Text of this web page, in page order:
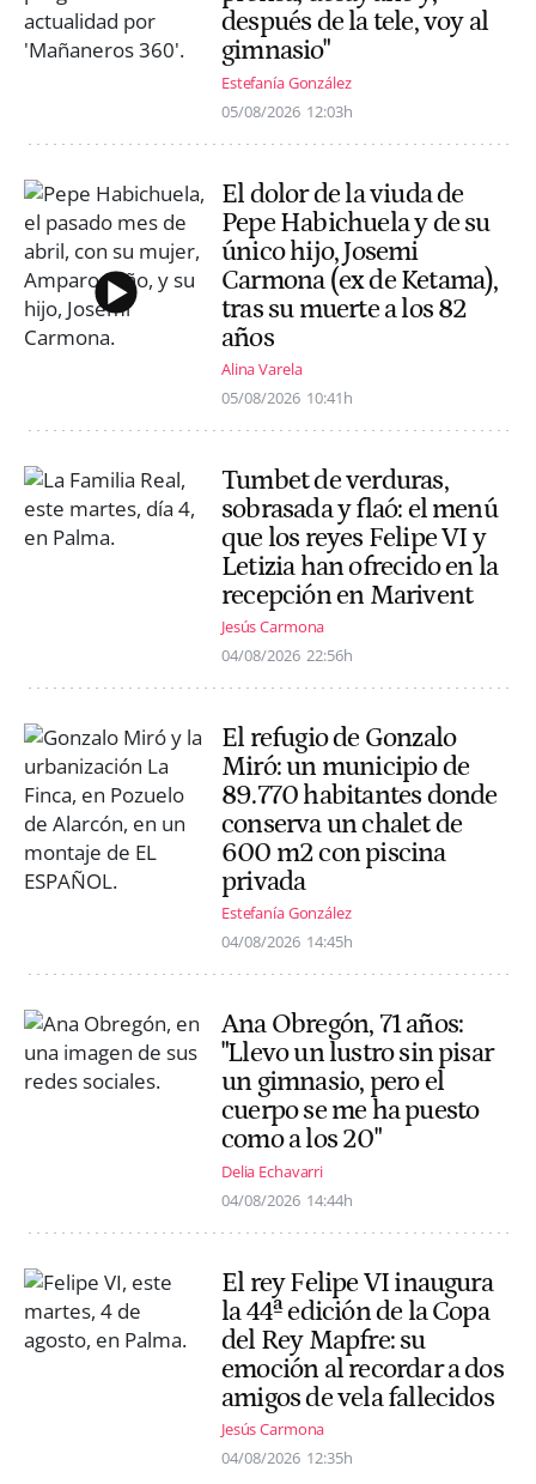
después de la tele, voy al
gimnasio"
Estefanía González
05/08/2026 12:03h
El dolor de la viuda de
Pepe Habichuela y de su
único hijo, Josemi
Carmona (ex de Ketama),
tras su muerte a los 82
años
Alina Varela
05/08/2026 10:41h
Tumbet de verduras,
sobrasada y flaó: el menú
que los reyes Felipe VI y
Letizia han ofrecido en la
recepción en Marivent
Jesús Carmona
04/08/2026 22:56h
El refugio de Gonzalo
Miró: un municipio de
89.770 habitantes donde
conserva un chalet de
600 m2 con piscina
privada
Estefanía González
04/08/2026 14:45h
Ana Obregón, 71 años:
"Llevo un lustro sin pisar
un gimnasio, pero el
cuerpo se me ha puesto
como a los 20"
Delia Echavarri
04/08/2026 14:44h
El rey Felipe VI inaugura
la 44ª edición de la Copa
del Rey Mapfre: su
emoción al recordar a dos
amigos de vela fallecidos
Jesús Carmona
04/08/2026 12:35h